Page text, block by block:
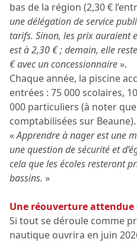
bas de la région (2,30 €
une délégation de service
tarifs. Sinon, les prix auraient
est à 2,30 € ; demain, elle
€ avec un concessionnaire ».
Chaque année, la piscine
entrées : 75 000 scolaires,
000 particuliers (à noter
comptabilisées sur Beaune).
«Apprendre à nager est une
une question de sécurité et
cela que les écoles resteront
bassins. »
Une réouverture attendue
Si tout se déroule comme
nautique ouvrira en juin